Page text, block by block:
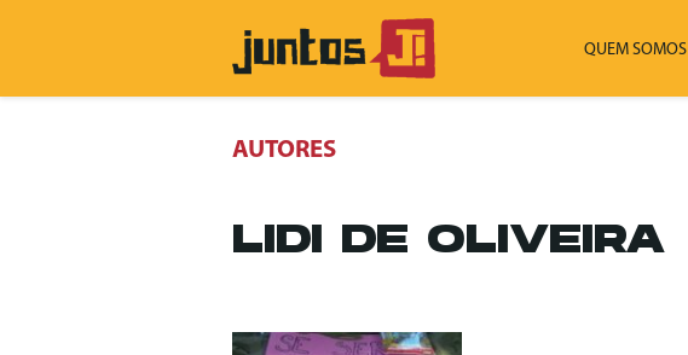
QUEM SOMOS
AUTORES
LIDI DE OLIVEIRA